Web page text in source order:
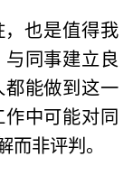
也是值得我
同事建立良
能做到这一
中可能对同
非评判。